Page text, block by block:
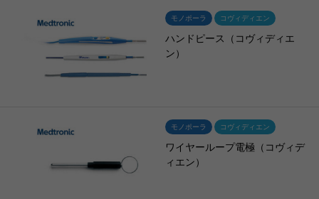
モノポーラ コヴィディエン
ハンドピース（コヴィディエ
ン）
モノポーラ コヴィディエン
ワイヤーループ電極（コヴィデ
ィエン）